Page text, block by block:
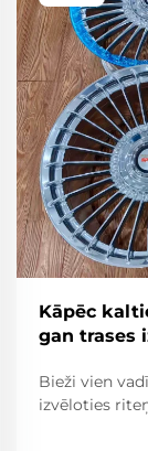
Kāpēc
gan trases
Bieži vien
izvēloties